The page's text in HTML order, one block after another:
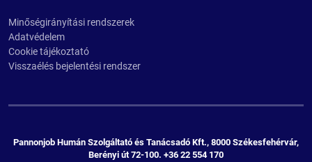
Minőségirányítási rendszerek
Adatvédelem
Cookie tájékoztató
Visszaélés bejelentési rendszer
Pannonjob Humán Szolgáltató és Tanácsadó Kft., 8000 Székesfehérvár,
Berényi út 72-100. +36 22 554 170